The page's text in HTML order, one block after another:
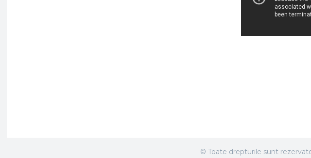
© Toate drepturile sunt